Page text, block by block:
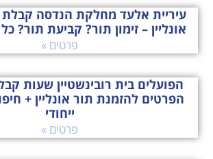
עיריית אלעד מחלקת הנדסה
אונליין – זימון תור? קביעת תור?
פרטים »
הפועלים בית רובינשטיין שעות
הפרטים להזמנת תור אונליין +
ייחודי
פרטים »